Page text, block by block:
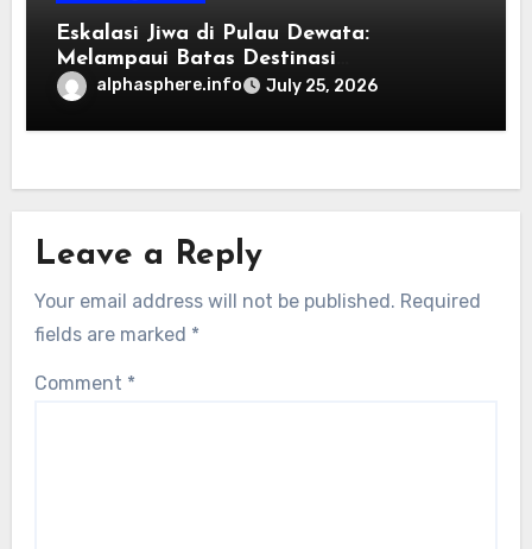
Eskalasi Jiwa di Pulau Dewata:
Melampaui Batas Destinasi
Konvensional di Tahun 2026
alphasphere.info July 25, 2026
Leave a Reply
Your email address will not be published. Required
fields are marked *
Comment *